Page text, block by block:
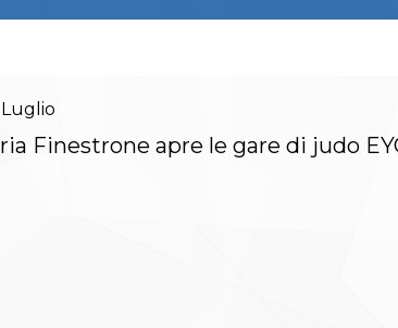
Luglio
Finestrone apre le gare di judo